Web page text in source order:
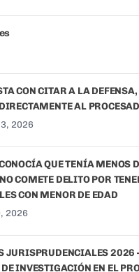
CON CITAR A LA DEFENSA,
AL
2026
QUE TENÍA MENOS
COMETE DELITO POR
CON MENOR DE EDAD
2026
JURISPRUDENCIALES 2026
INVESTIGACIÓN EN EL